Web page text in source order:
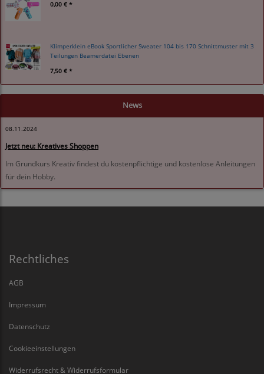
0,00 € *
Klimperklein eBook Sportlicher Sweater 104 bis 170 Schnittmuster mit 3
Teilungen Beamerdatei Ebenen
7,50 € *
News
08.11.2024
Jetzt neu: Kreatives Shoppen
Im Grundkurs Kreativ findest du kostenpflichtige und kostenlose Anleitungen
für dein Hobby.
Rechtliches
AGB
Impressum
Datenschutz
Cookieeinstellungen
Widerrufsrecht & Widerrufsformular